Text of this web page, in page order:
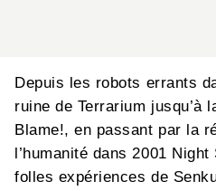
Depuis les robots errants
ruine de Terrarium jusqu’à
Blame!, en passant par la
l’humanité dans 2001
folles expériences de